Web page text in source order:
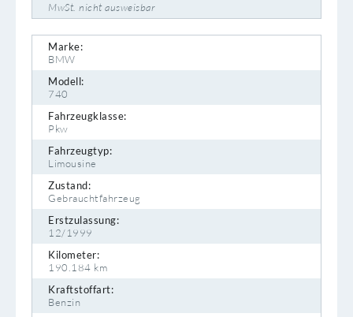
MwSt. nicht ausweisbar
Marke:
BMW
Modell:
740
Fahrzeugklasse:
Pkw
Fahrzeugtyp:
Limousine
Zustand:
Gebrauchtfahrzeug
Erstzulassung:
12/1999
Kilometer:
190.184 km
Kraftstoffart:
Benzin